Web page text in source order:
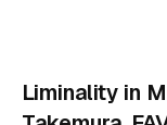
Liminality in